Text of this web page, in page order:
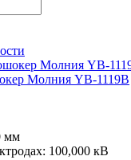
Молния YB-1119B
мм
100,000 кВ